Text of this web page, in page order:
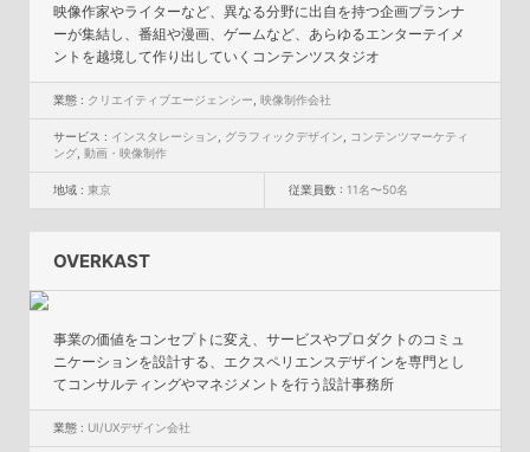
映像作家やライターなど、異なる分野に出自を持つ企画プランナ
ーが集結し、番組や漫画、ゲームなど、あらゆるエンターテイメ
ントを越境して作り出していくコンテンツスタジオ
業態 : クリエイティブエージェンシー ,映像制作会社
サービス : インスタレーション グラフィックデザイン
コンテンツマーケティ
ング ,動画・映像制作
地域 :東京 従業員数 : 11名〜50名
OVERKAST
事業の価値をコンセプトに変え、サービスやプロダクトのコミュ
ニケーションを設計する、エクスペリエンスデザインを専門とし
てコンサルティングやマネジメントを行う設計事務所
業態 : UI/UXデザイン会社